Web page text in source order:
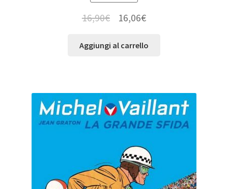
16,90€ 16,06€
Aggiungi al carrello